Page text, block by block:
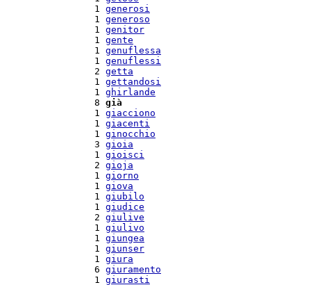
  1
generosi
  1
generoso
  1
genitor
  1
gente
  1
genuflessa
  1
genuflessi
  2
getta
  1
gettandosi
  1
ghirlande
  8
già
  1
giacciono
  1
giacenti
  1
ginocchio
  3
gioia
  1
gioisci
  2
gioja
  1
giorno
  1
giova
  1
giubilo
  1
giudice
  2
giulive
  1
giulivo
  1
giungea
  1
giunser
  1
giura
  6
giuramento
  1
giurasti